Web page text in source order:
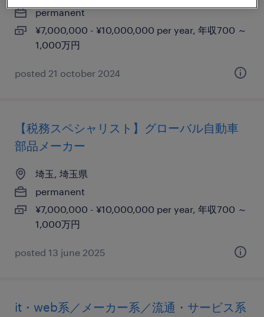
permanent
¥7,000,000 - ¥10,000,000 per year, 年収700 ～
1,000万円
posted 21 october 2024
【税務スペシャリスト】グローバル自動車
部品メーカー
埼玉, 埼玉県
permanent
¥7,000,000 - ¥10,000,000 per year, 年収700 ～
1,000万円
posted 13 june 2025
it・web系／メーカー系／流通・サービス系